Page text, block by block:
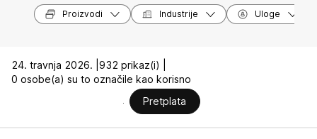
Proizvodi Industrije Uloge
24. travnja 2026. | 932 prikaz(i) |
0 osobe(a) su to označile kao korisno
Pretplata